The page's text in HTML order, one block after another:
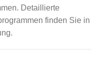
Detaillierte
finden Sie in